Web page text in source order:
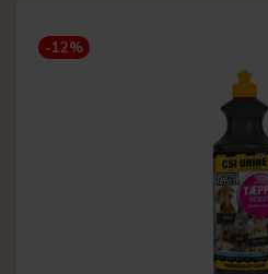
-12%